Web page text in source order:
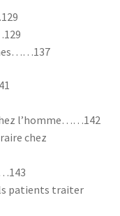
l’homme……142
chez
patients traiter